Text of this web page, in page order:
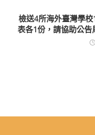
檢送4所海外臺灣學
表各1份，請協助公告